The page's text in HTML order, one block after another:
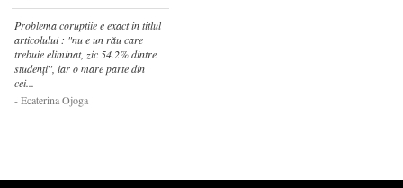
Problema coruptiie e exact in titlul
articolului : "nu e un rău care
trebuie eliminat, zic 54.2% dintre
studenți", iar o mare parte din
cei...
Ecaterina Ojoga